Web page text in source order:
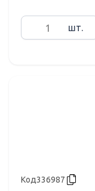
шт.
Код336987